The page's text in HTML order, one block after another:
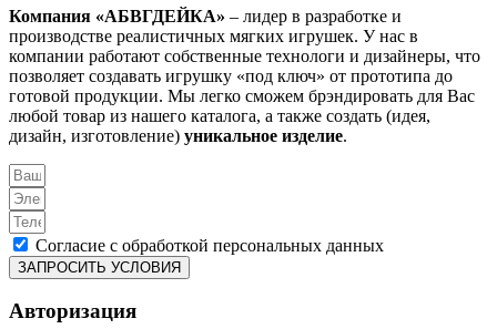
Компания «АБВГДЕЙКА» – лидер в разработке и
производстве реалистичных мягких игрушек. У нас в
компании работают собственные технологи и дизайнеры, что
позволяет создавать игрушку «под ключ» от прототипа до
готовой продукции. Мы легко сможем брэндировать для Вас
любой товар из нашего каталога, а также создать (идея,
дизайн, изготовление) уникальное изделие.
Согласие с обработкой персональных данных
ЗАПРОСИТЬ УСЛОВИЯ
Авторизация